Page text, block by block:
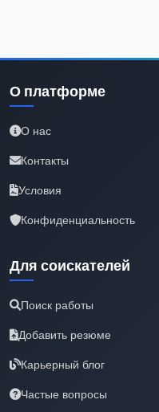
О платформе
О нас
Контакты
Условия
Конфиденциальность
Для соискателей
Поиск работы
Добавить резюме
Карьерный блог
Частые вопросы